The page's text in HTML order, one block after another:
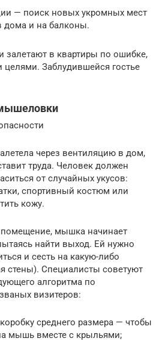
— поиск новых укромных мест
дома и на балконы.
в квартиры по ошибке,
Заблудившейся гостье
через вентиляцию в дом,
труда. Человек должен
от случайных укусов:
спортивный костюм или
кожу.
мышка начинает
найти выход. Ей нужно
и сесть на какую-либо
стены). Специалисты советуют
алгоритма по
визитеров:
среднего размера — чтобы
мышь вместе с крыльями;